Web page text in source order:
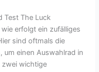
Test The Luck
erfolgt ein zufälliges
sind oftmals die
um einen Auswahlrad in
zwei wichtige